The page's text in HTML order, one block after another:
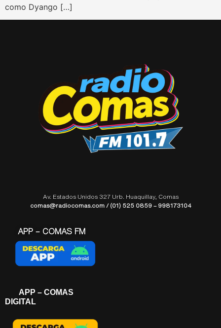
como Dyango […]
Av. Estados Unidos 327 Urb. Huaquillay, Comas
comas@radiocomas.com / (01) 525 0859 – 998173104
APP – COMAS FM
APP – COMAS
DIGITAL